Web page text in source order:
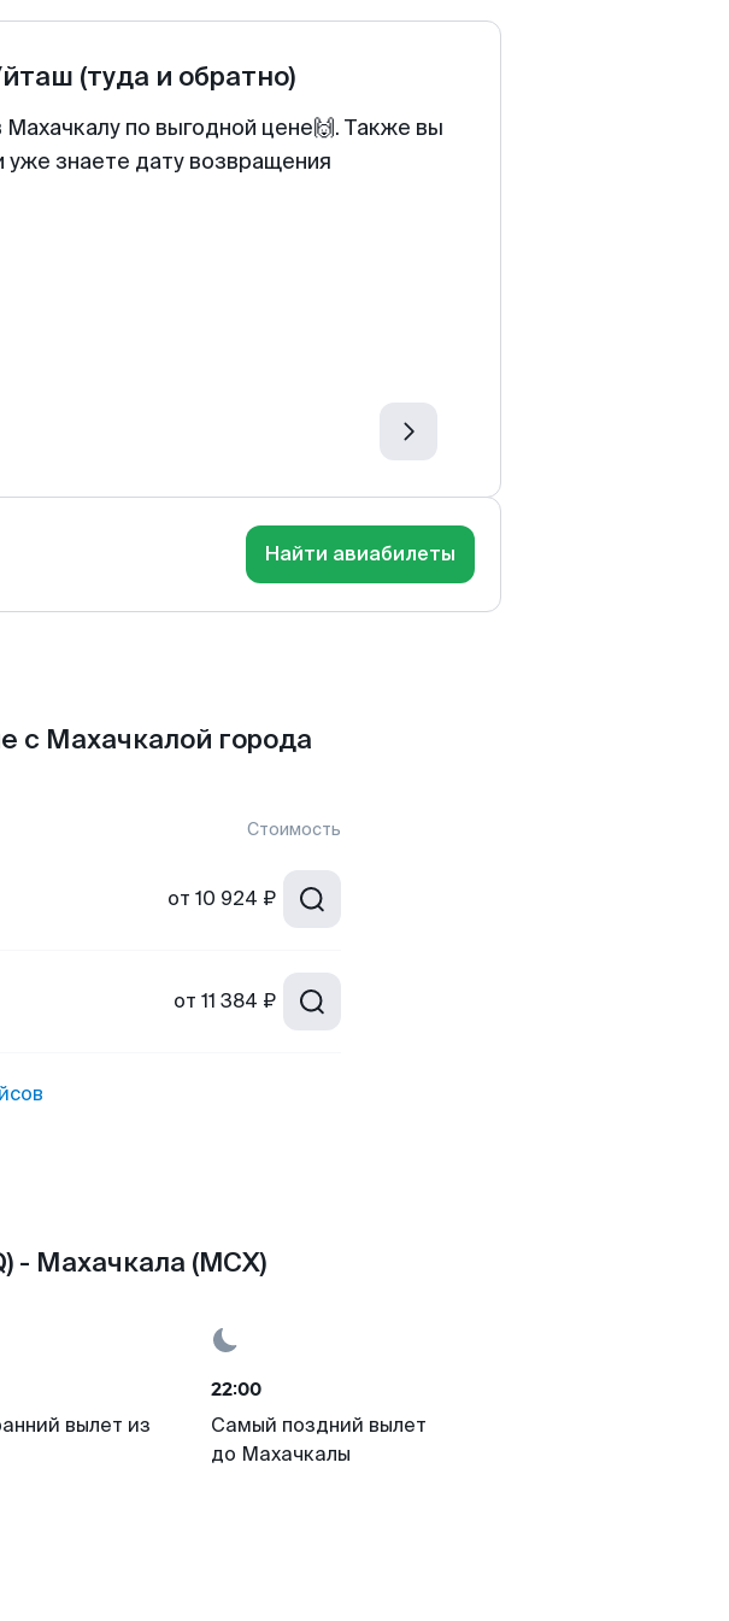
(туда и обратно)
по выгодной цене🙌. Также вы
знаете дату возвращения
Найти авиабилеты
с Махачкалой города
Стоимость
от 10 924 ₽
от 11 384 ₽
- Махачкала (MCX)
вылет из
22:00
Самый поздний вылет
до Махачкалы